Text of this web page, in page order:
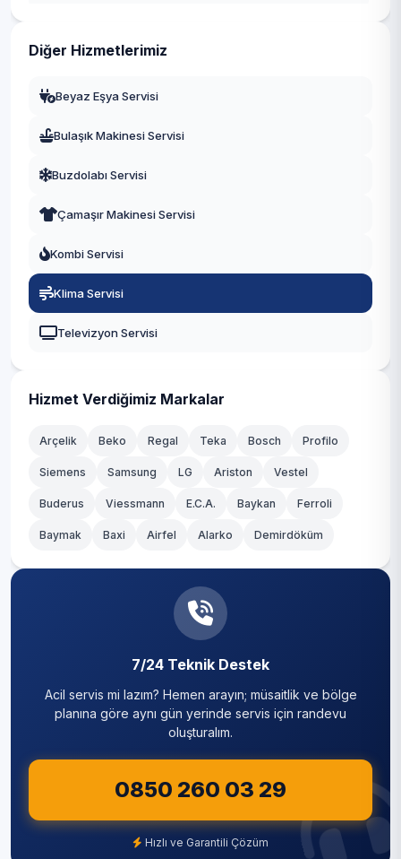
Diğer Hizmetlerimiz
Beyaz Eşya Servisi
Bulaşık Makinesi Servisi
Buzdolabı Servisi
Çamaşır Makinesi Servisi
Kombi Servisi
Klima Servisi
Televizyon Servisi
Hizmet Verdiğimiz Markalar
Arçelik Beko Regal Teka Bosch Profilo
Siemens Samsung LG Ariston Vestel
Buderus Viessmann E.C.A. Baykan Ferroli
Baymak Baxi Airfel Alarko Demirdöküm
7/24 Teknik Destek
Acil servis mi lazım? Hemen arayın; müsaitlik ve bölge
planına göre aynı gün yerinde servis için randevu
oluşturalım.
0850 260 03 29
Hızlı ve Garantili Çözüm